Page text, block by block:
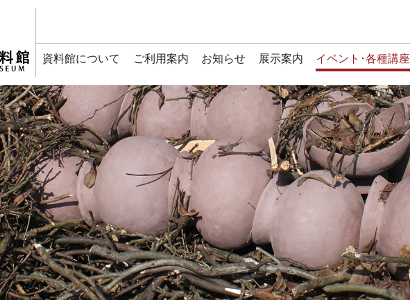
資料館について ご利用案内 お知らせ 展示案内 イベント･各種講座